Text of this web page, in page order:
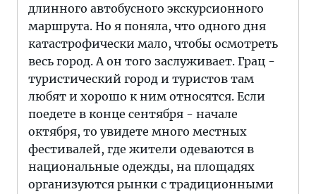
длинного автобусного экскурсионного
маршрута. Но я поняла, что одного дня
катастрофически мало, чтобы осмотреть
весь город. А он того заслуживает. Грац -
туристический город и туристов там
любят и хорошо к ним относятся. Если
поедете в конце сентября - начале
октября, то увидете много местных
фестивалей, где жители одеваются в
национальные одежды, на площадях
организуются рынки с традиционными